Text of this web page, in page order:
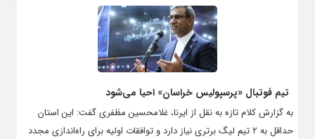
تیم فوتبال «پرسپولیس خراسان» احیا می‌شود
به گزارش کلام تازه به نقل از ایرنا، غلامحسین مظفری گفت: این استان
حداقل به ۲ تیم لیگ برتری نیاز دارد و توافقات اولیه برای راه‌اندازی مجدد